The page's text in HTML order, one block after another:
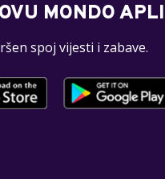
MONDO
spoj vijesti i zabave.